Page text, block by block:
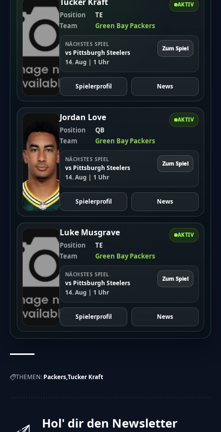
AKTIV
Tucker Kraft
Position
TE
Team
Green Bay Packers
NÄCHSTES SPIEL
vs Pittsburgh Steelers
14. Aug | 1 Uhr
Zum Spiel
Spielerprofil News
AKTIV
Jordan Love
Position
QB
Team
Green Bay Packers
NÄCHSTES SPIEL
vs Pittsburgh Steelers
14. Aug | 1 Uhr
Zum Spiel
Spielerprofil News
AKTIV
Luke Musgrave
Position
TE
Team
Green Bay Packers
NÄCHSTES SPIEL
vs Pittsburgh Steelers
14. Aug | 1 Uhr
Zum Spiel
Spielerprofil News
THEMEN: PackersTucker Kraft
Hol' dir den Newsletter